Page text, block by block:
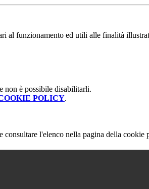
al funzionamento ed utili alle finalità
non è possibile disabilitarli.
POLICY.
consultare l'elenco nella pagina della cookie